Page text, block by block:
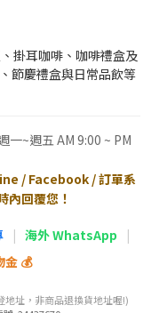
掛耳咖啡、咖啡禮盒及
節慶禮盒與日常品飲等
一~週五 AM 9:00 ~ PM
/ Facebook / 訂單系
內回覆您！
| 海外 WhatsApp
|
金 💰
地址，非商品退換貨地址喔!)